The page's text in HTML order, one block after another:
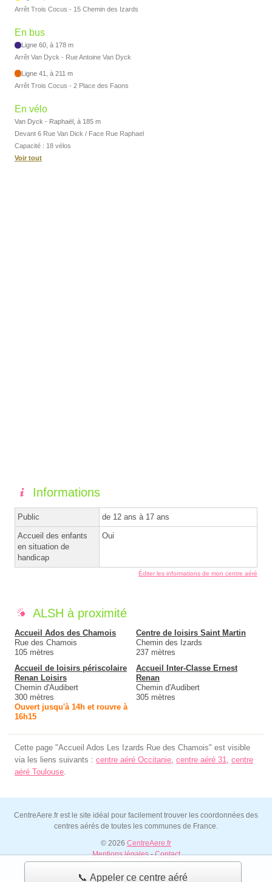
📞 Appeler ce centre aéré
Arrêt Trois Cocus - 15 Chemin des Izards
En bus
Ligne 60, à 178 m
Arrêt Van Dyck - Rue Antoine Van Dyck
Ligne 41, à 211 m
Arrêt Trois Cocus - 2 Place des Faons
En vélo
Van Dyck - Raphaël, à 185 m
Devant 6 Rue Van Dick / Face Rue Raphael
Capacité : 18 vélos
Voir tout
Informations
Public de 12 ans à 17 ans
Accueil des enfants
en situation de
handicap
Oui
Éditer les informations de mon centre aéré
ALSH à proximité
Accueil Ados des Chamois
Rue des Chamois
105 mètres
Centre de loisirs Saint Martin
Chemin des Izards
237 mètres
Accueil de loisirs périscolaire
Renan Loisirs
Chemin d'Audibert
300 mètres
Ouvert jusqu'à 14h et rouvre à
16h15
Accueil Inter-Classe Ernest
Renan
Chemin d'Audibert
305 mètres
Cette page "Accueil Ados Les Izards Rue des Chamois" est visible
via les liens suivants : centre aéré Occitanie, centre aéré 31, centre
aéré Toulouse.
CentreAere.fr est le site idéal pour facilement trouver les coordonnées des
centres aérés de toutes les communes de France.
© 2026 CentreAere.fr
Mentions légales-Contact